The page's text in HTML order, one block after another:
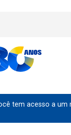
tem acesso a